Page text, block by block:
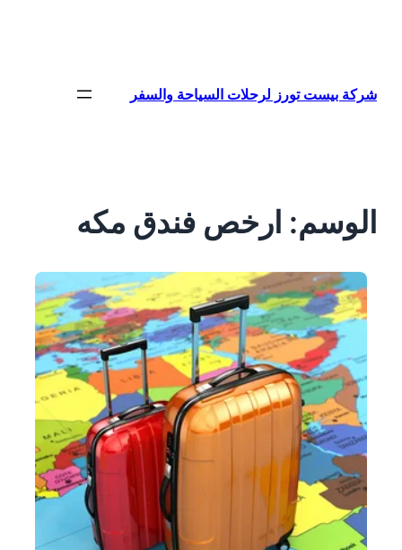
شركة بيست تورز لرحلات السياحة والسفر
الوسم: ارخص فندق مكه